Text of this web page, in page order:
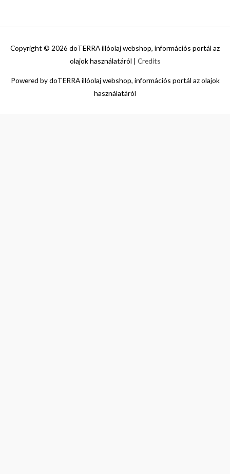
Copyright © 2026 doTERRA illóolaj webshop, információs portál az
olajok használatáról | Credits
Powered bydoTERRA illóolaj webshop, információs portál az olajok
használatáról